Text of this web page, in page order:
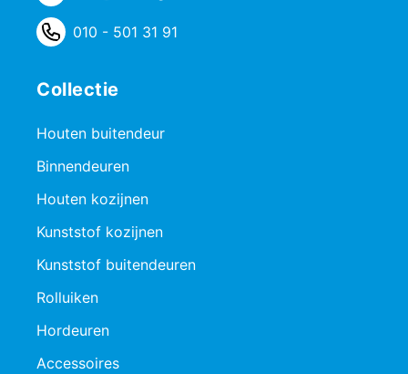
010 - 501 31 91
Collectie
Houten buitendeur
Binnendeuren
Houten kozijnen
Kunststof kozijnen
Kunststof buitendeuren
Rolluiken
Hordeuren
Accessoires